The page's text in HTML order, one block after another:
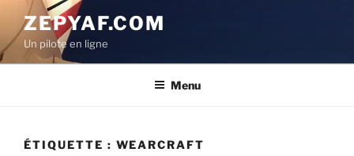
contenu
principal
ZEPYAF.COM
Un pilote en ligne
Menu
ÉTIQUETTE : WEARCRAFT